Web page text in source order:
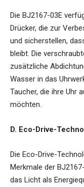
Die BJ2167-03E
Drücker, die zur
und sicherstellen,
bleibt. Die
zusätzliche
Wasser in das
Taucher, die ihre Uhr
möchten.
D. Eco-Drive-
Die Eco-Drive-
Merkmale der
das Licht als